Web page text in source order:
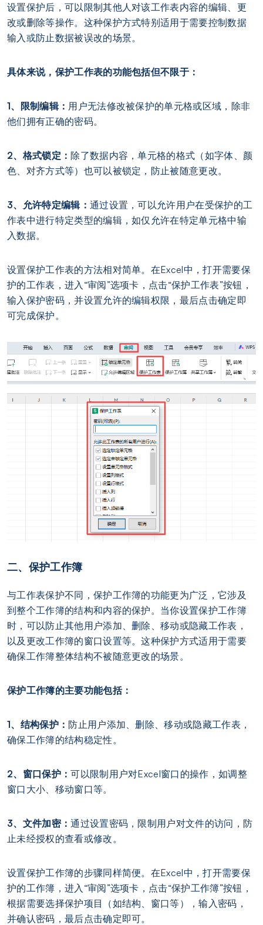
设置保护后，可以限制其他人对该工作表内容的编辑、更
改或删除等操作。这种保护方式特别适用于需要控制数据
输入或防止数据被误改的场景。
具体来说，保护工作表的功能包括但不限于：
1、限制编辑： 用户无法修改被保护的单元格或区域，除非
他们拥有正确的密码。
2、格式锁定：除了数据内容，单元格的格式（如字体、颜
色、对齐方式等）也可以被锁定，防止被随意更改。
3、允许特定编辑： 通过设置，可以允许用户在受保护的工
作表中进行特定类型的编辑，如仅允许在特定单元格中输
入数据。
设置保护工作表的方法相对简单。在Excel中，打开需要保
护的工作表，进入“审阅”选项卡，点击“保护工作表”按钮，
输入保护密码，并设置允许的编辑权限，最后点击确定即
可完成保护。
二、保护工作簿
与工作表保护不同，保护工作簿的功能更为广泛，它涉及
到整个工作簿的结构和内容的保护。当你设置保护工作簿
时，可以防止其他用户添加、删除、移动或隐藏工作表，
以及更改工作簿的窗口设置等。这种保护方式适用于需要
确保工作簿整体结构不被随意更改的场景。
保护工作簿的主要功能包括：
1、结构保护： 防止用户添加、删除、移动或隐藏工作表，
确保工作簿的结构稳定性。
2、窗口保护：可以限制用户对Excel窗口的操作，如调整
窗口大小、移动窗口等。
3、文件加密：通过设置密码，限制用户对文件的访问，防
止未经授权的查看或修改。
设置保护工作簿的步骤同样简便。在Excel中，打开需要保
护的工作簿，进入“审阅”选项卡，点击“保护工作簿”按钮，
根据需要选择保护项目（如结构、窗口等），输入密码，
并确认密码，最后点击确定即可。